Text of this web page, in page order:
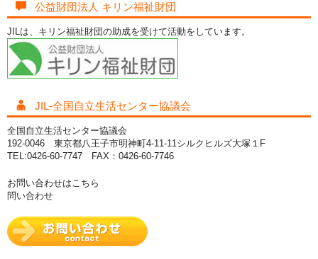
公益財団法人 キリン福祉財団
JILは、キリン福祉財団の助成を受けて活動をしています。
JIL-全国自立生活センター協議会
全国自立生活センター協議会
192-0046 東京都八王子市明神町4-11-11シルクヒルズ大塚１F
TEL:0426-60-7747 FAX：0426-60-7746
お問い合わせはこちら
問い合わせ